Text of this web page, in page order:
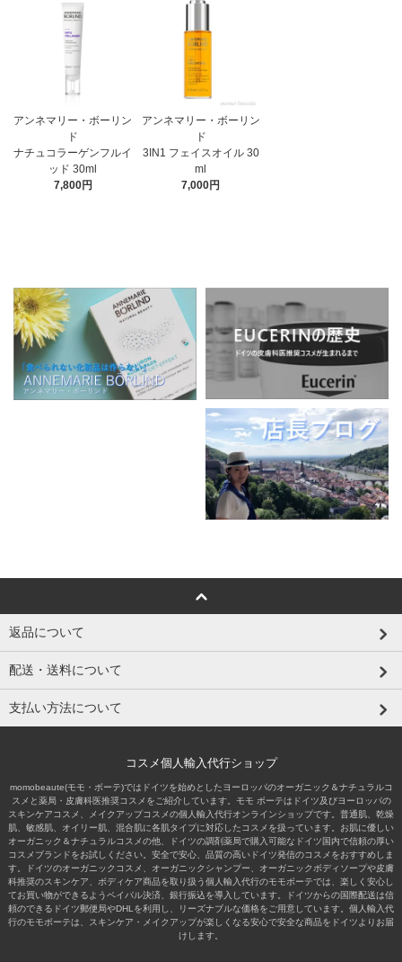
アンネマリー・ボーリン
ド
ナチュコラーゲンフルイ
ッド 30ml
7,800円
アンネマリー・ボーリン
ド
3IN1 フェイスオイル 30
ml
7,000円
返品について
配送・送料について
支払い方法について
コスメ個人輸入代行ショップ
momobeaute(モモ・ボーテ)ではドイツを始めとしたヨーロッパのオーガニック＆ナチュラルコ
スメと薬局・皮膚科医推奨コスメをご紹介しています。モモ ボーテはドイツ及びヨーロッパの
スキンケアコスメ、メイクアップコスメの個人輸入代行オンラインショップです。普通肌、乾燥
肌、敏感肌、オイリー肌、混合肌に各肌タイプに対応したコスメを扱っています。お肌に優しい
オーガニック＆ナチュラルコスメの他、ドイツの調剤薬局で購入可能なドイツ国内で信頼の厚い
コスメブランドをお試しください。安全で安心、品質の高いドイツ発信のコスメをおすすめしま
す。ドイツのオーガニックコスメ、オーガニックシャンプー、オーガニックボディソープや皮膚
科推奨のスキンケア、ボディケア商品を取り扱う個人輸入代行のモモボーテでは、楽しく安心し
てお買い物ができるようペイパル決済、銀行振込を導入しています。ドイツからの国際配送は信
頼のできるドイツ郵便局やDHLを利用し、リーズナブルな価格をご用意しています。個人輸入代
行のモモボーテは、スキンケア・メイクアップが楽しくなる安心で安全な商品をドイツよりお届
けします。